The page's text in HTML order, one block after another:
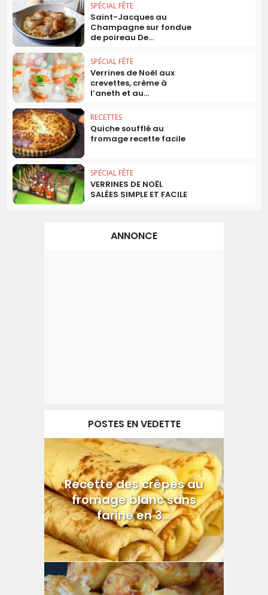
SPÉCIAL FÊTE
Saint-Jacques au
Champagne sur fondue
de poireau De...
SPÉCIAL FÊTE
Verrines de Noël aux
crevettes, crème à
l’aneth et au...
RECETTES
Quiche soufflé au
fromage recette facile
SPÉCIAL FÊTE
VERRINES DE NOËL
SALÉES SIMPLE ET FACILE
ANNONCE
POSTES EN VEDETTE
Recette des crêpes au
fromage blanc sans
farine en 3...